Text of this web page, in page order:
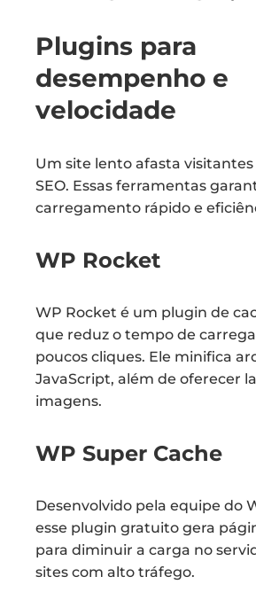
Plugins para
desempenho e
velocidade
Um site lento afasta
SEO. Essas ferramentas
carregamento rápido e
WP Rocket
WP Rocket é um plugin de
que reduz o tempo de
poucos cliques. Ele minifica
JavaScript, além de oferecer
imagens.
WP Super Cache
Desenvolvido pela equipe do
esse plugin gratuito gera
para diminuir a carga no
sites com alto tráfego.